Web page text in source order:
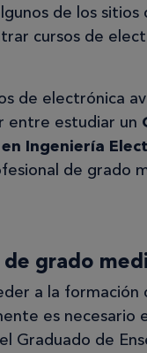
de los sitios
cursos de
de electrónica
entre estudiar un
Ingeniería
de grado
de grado
a la formación
es necesario
Graduado de